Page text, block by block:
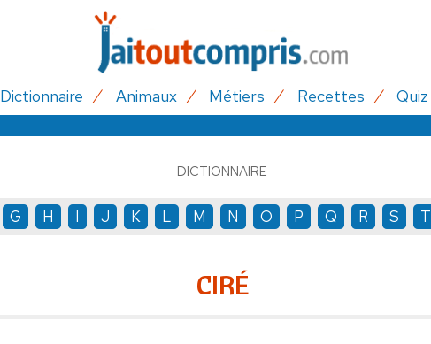
Dictionnaire Animaux Métiers Recettes Quiz
DICTIONNAIRE
G H I J K L M N O P Q R S T
CIRÉ